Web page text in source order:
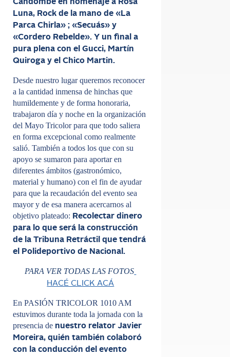
Candombe en homenaje a Rosa
Luna, Rock de la mano de «La
Parca Chirla» ; «Secuás» y
«Cordero Rebelde». Y un final a
pura plena con el Gucci, Martín
Quiroga y el Chico Martin.
Desde nuestro lugar queremos reconocer
a la cantidad inmensa de hinchas que
humildemente y de forma honoraria,
trabajaron día y noche en la organización
del Mayo Tricolor para que todo saliera
en forma excepcional como realmente
salió. También a todos los que con su
apoyo se sumaron para aportar en
diferentes ámbitos (gastronómico,
material y humano) con el fin de ayudar
para que la recaudación del evento sea
mayor y de esa manera acercarnos al
objetivo plateado: Recolectar dinero
para lo que será la construcción
de la Tribuna Retráctil que tendrá
el Polideportivo de Nacional.
PARA VER TODAS LAS FOTOS
HACÉ CLICK ACÁ
En PASIÓN TRICOLOR 1010 AM
estuvimos durante toda la jornada con la
presencia de nuestro relator Javier
Moreira, quién también colaboró
con la conducción del evento